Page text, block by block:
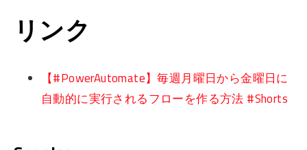
リンク
【#PowerAutomate】毎週月曜日から金曜日に
自動的に実行されるフローを作る方法 #Shorts